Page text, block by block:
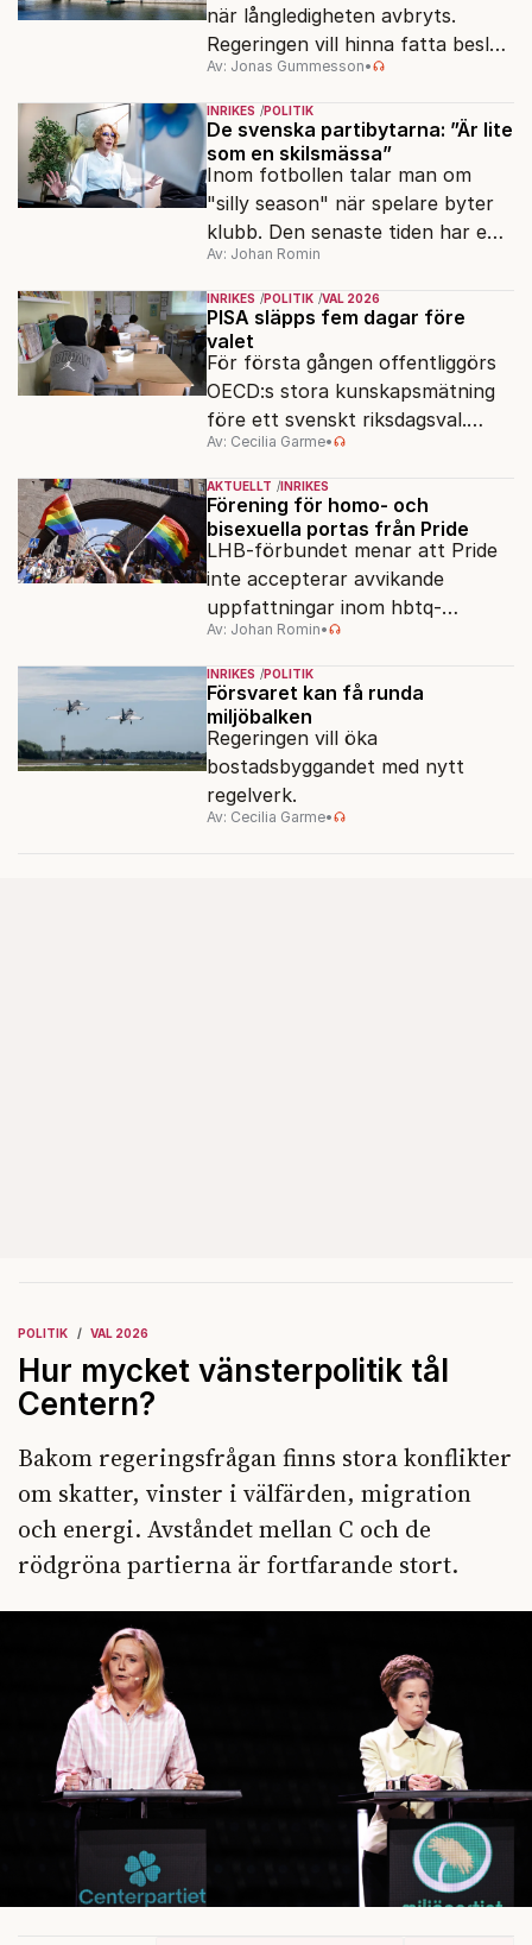
när långledigheten avbryts.
Regeringen vill hinna fatta beslut
före valet – men oppositionen
ser sin chans att pressa
Tidösidan.
Av: Jonas Gummesson•
INRIKES POLITIK
De svenska partibytarna: ”Är lite
som en skilsmässa”
Inom fotbollen talar man om
"silly season" när spelare byter
klubb. Den senaste tiden har en
rad svenska politiker bytt parti –
men varför, och vad skiljer
partiernas interna kulturer åt?
Av: Johan Romin
INRIKES POLITIK VAL 2026
PISA släpps fem dagar före
valet
För första gången offentliggörs
OECD:s stora kunskapsmätning
före ett svenskt riksdagsval.
Resultatet kan ge skolfrågan ny
kraft under valrörelsens sista
dagar.
Av: Cecilia Garme•
AKTUELLT INRIKES
Förening för homo- och
bisexuella portas från Pride
LHB-förbundet menar att Pride
inte accepterar avvikande
uppfattningar inom hbtq-
rörelsen. "Vi har inga problem
med transpersoner", säger
ordföranden Linn Saarinen.
Av: Johan Romin•
INRIKES POLITIK
Försvaret kan få runda
miljöbalken
Regeringen vill öka
bostadsbyggandet med nytt
regelverk.
Av: Cecilia Garme•
POLITIK VAL 2026
Hur mycket vänsterpolitik tål
Centern?
Bakom regeringsfrågan finns stora konflikter
om skatter, vinster i välfärden, migration
och energi. Avståndet mellan C och de
rödgröna partierna är fortfarande stort.